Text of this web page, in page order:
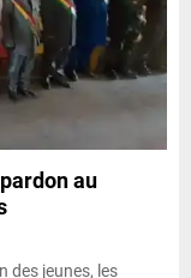
au
des jeunes, les